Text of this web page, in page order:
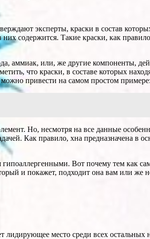
эксперты, краски в состав
содержится. Такие краски, как
аммиак, или, же другие компоненты,
что краски, в составе которых
привести на самом простом
Но, несмотря на все данные
Как правило, хна предназначена в
Вот почему тем как
и покажет, подходит она вам или же
лидирующее место среди всех остальных